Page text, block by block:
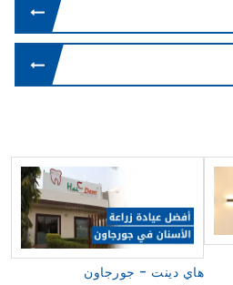
هاي دينت - جورجاون